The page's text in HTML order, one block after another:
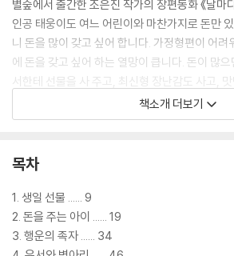
별숲에서 출간한 조은진 작가의 장편동화 《날마
인공 태웅이도 여느 어린이와 마찬가지로 돈만
니 돈을 많이 갖고 싶어 합니다. 가정형편이 어려
에 돈을 갖고 싶어 하는 열망이 큽니다. 돈이 많
서한테 선물을 사 주고, 최신형 장난감도 사고,
공원에도 가고…… 정말 상상만 해도 행복한 일이
세상에 공짜는 없는 법입니다.
어느 날 우연히 태웅이는 날마다 만 원씩 주는 요
하지만 태웅이가 그림 속 아이에게 받은 돈에는
습니다. 그리고 그 일로 주변 사람들이 곤란한 상
진 작가는 정직하고 성실한 노동의 대가로 돈을
책소개 더보기
목차
1. 생일 선물 ...... 9
2. 돈을 주는 아이 ...... 19
3. 행운의 족자 ...... 34